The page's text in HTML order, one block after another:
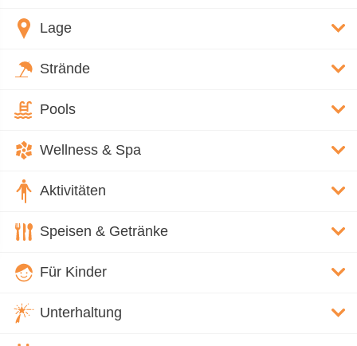
Lage
Strände
Pools
Wellness & Spa
Aktivitäten
Speisen & Getränke
Für Kinder
Unterhaltung